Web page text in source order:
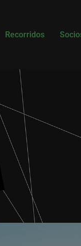
Recorridos